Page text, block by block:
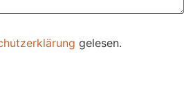
gelesen.